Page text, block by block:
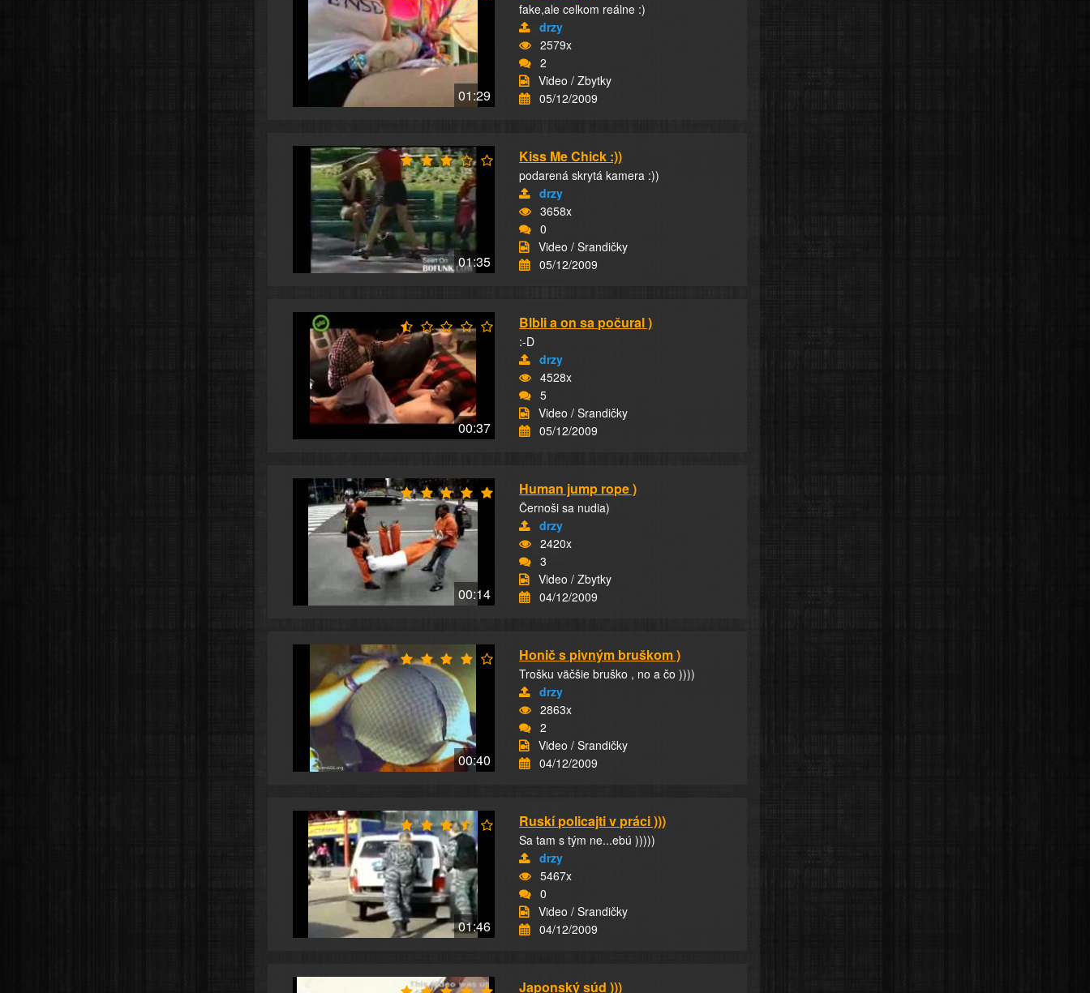
01:29
fake,ale celkom reálne :)
drzy
2579x
2
Video / Zbytky
05/12/2009
01:35
Kiss Me Chick :))
podarená skrytá kamera :))
drzy
3658x
0
Video / Srandičky
05/12/2009
00:37
Blbli a on sa počural )
:-D
drzy
4528x
5
Video / Srandičky
05/12/2009
00:14
Human jump rope )
Černoši sa nudia)
drzy
2420x
3
Video / Zbytky
04/12/2009
00:40
Honič s pivným bruškom )
Trošku väčšie bruško , no a čo ))))
drzy
2863x
2
Video / Srandičky
04/12/2009
01:46
Ruskí policajti v práci )))
Sa tam s tým ne...ebú )))))
drzy
5467x
0
Video / Srandičky
04/12/2009
Japonský súd )))